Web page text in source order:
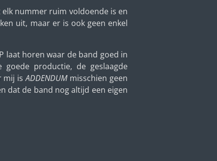
nummer ruim voldoende is en
uit, maar er is ook geen enkel
laat horen waar de band goed in
productie, de geslaagde
mij isADDENDUMmisschien geen
dat de band nog altijd een eigen